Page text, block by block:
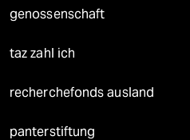
genossenschaft
taz zahl ich
recherchefonds ausland
panterstiftung